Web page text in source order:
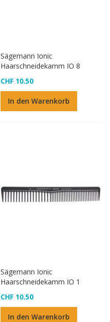
Sägemann Ionic
Haarschneidekamm IO 8
CHF 10.50
In den Warenkorb
Sägemann Ionic
Haarschneidekamm IO 1
CHF 10.50
In den Warenkorb